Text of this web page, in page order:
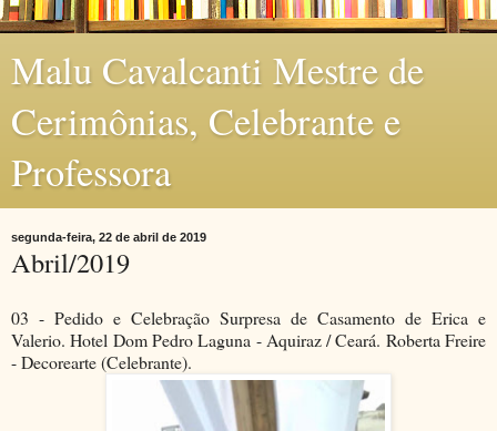
Malu Cavalcanti Mestre de
Cerimônias, Celebrante e
Professora
segunda-feira, 22 de abril de 2019
Abril/2019
03 - Pedido e Celebração Surpresa de Casamento de Erica e
Valerio. Hotel Dom Pedro Laguna - Aquiraz / Ceará. Roberta Freire
- Decorearte (Celebrante).